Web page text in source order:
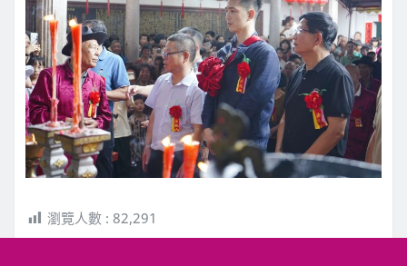
瀏覽人數 : 82,291